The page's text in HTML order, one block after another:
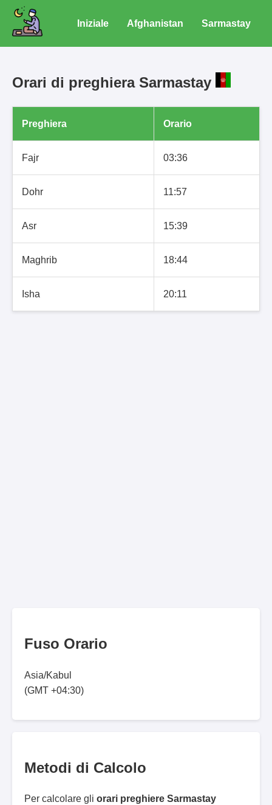
Iniziale Afghanistan Sarmastay
Orari di preghiera Sarmastay
Preghiera Orario
Fajr 03:36
Dohr 11:57
Asr 15:39
Maghrib 18:44
Isha 20:11
Fuso Orario
Asia/Kabul
(GMT +04:30)
Metodi di Calcolo
Per calcolare gli orari preghiere Sarmastay